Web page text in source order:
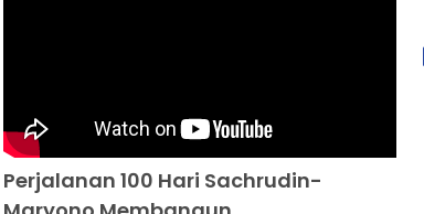
Perjalanan 100 Hari Sachrudin-